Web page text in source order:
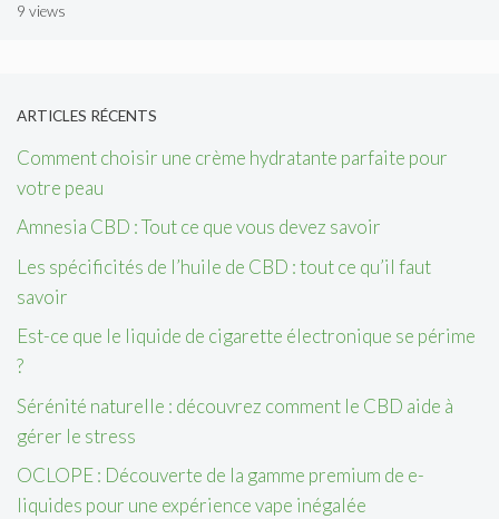
9 views
ARTICLES RÉCENTS
Comment choisir une crème hydratante parfaite pour
votre peau
Amnesia CBD : Tout ce que vous devez savoir
Les spécificités de l’huile de CBD : tout ce qu’il faut
savoir
Est-ce que le liquide de cigarette électronique se périme
?
Sérénité naturelle : découvrez comment le CBD aide à
gérer le stress
OCLOPE : Découverte de la gamme premium de e-
liquides pour une expérience vape inégalée